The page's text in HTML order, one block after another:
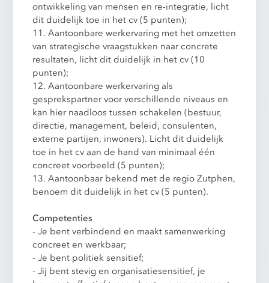
ontwikkeling van mensen en re-integratie, licht
dit duidelijk toe in het cv (5 punten);
11. Aantoonbare werkervaring met het omzetten
van strategische vraagstukken naar concrete
resultaten, licht dit duidelijk in het cv (10
punten);
12. Aantoonbare werkervaring als
gesprekspartner voor verschillende niveaus en
kan hier naadloos tussen schakelen (bestuur,
directie, management, beleid, consulenten,
externe partijen, inwoners). Licht dit duidelijk
toe in het cv aan de hand van minimaal één
concreet voorbeeld (5 punten);
13. Aantoonbaar bekend met de regio Zutphen,
benoem dit duidelijk in het cv (5 punten).
Competenties
- Je bent verbindend en maakt samenwerking
concreet en werkbaar;
- Je bent politiek sensitief;
- Jij bent stevig en organisatiesensitief, je